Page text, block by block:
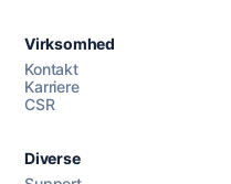
Virksomhed
Kontakt
Karriere
CSR
Diverse